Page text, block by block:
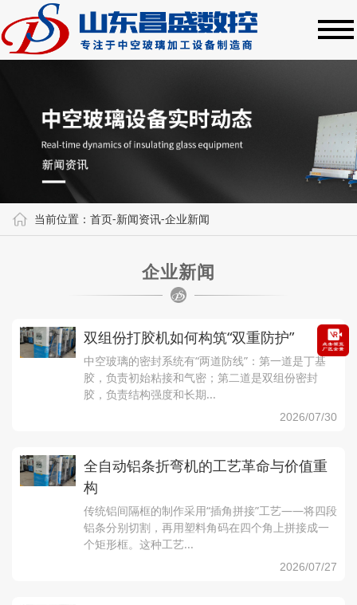
当前位置： 首页-新闻资讯-企业新闻
企业新闻
双组份打胶机如何构筑“双重防护”
中空玻璃的密封系统有“两道防线”：第一道是丁基
胶，负责初始粘接和气密；第二道是双组份密封
胶，负责结构强度和长期...
2026/07/30
全自动铝条折弯机的工艺革命与价值重
构
传统铝间隔框的制作采用“插角拼接”工艺——将四段
铝条分别切割，再用塑料角码在四个角上拼接成一
个矩形框。这种工艺...
2026/07/27